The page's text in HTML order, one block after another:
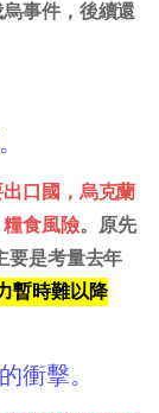
事件，後續還
口國，烏克蘭
食風險。原先
要是考量去年
暫時難以降
衝擊。